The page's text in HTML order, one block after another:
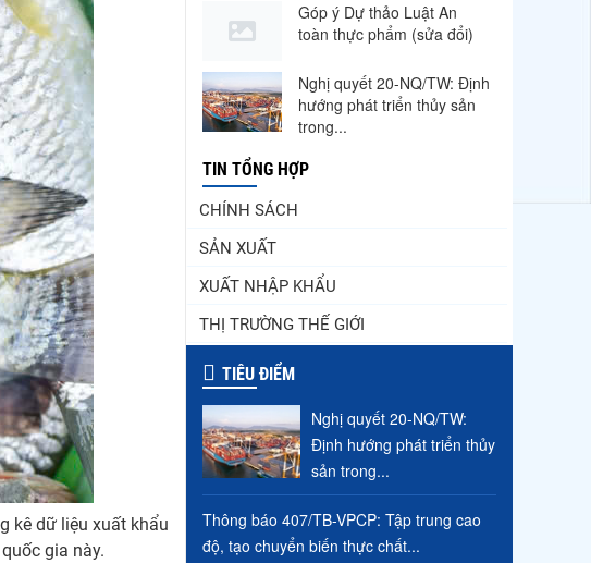
kê dữ liệu xuất khẩu
gia này.
Góp ý Dự thảo Luật An
toàn thực phẩm (sửa đổi)
Nghị quyết 20-NQ/TW: Định
hướng phát triển thủy sản
trong...
Thuế Mục 301 và bài toán
phi Trung Quốc tiếp tục
tăng
Trung Quốc tăng mạnh
nhập khẩu mực, trong khi
nguồn cung...
Thông báo 407/TB-VPCP:
Tập trung cao độ, tạo
chuyển biến...
TIN TỔNG HỢP
CHÍNH SÁCH
SẢN XUẤT
XUẤT NHẬP KHẨU
THỊ TRƯỜNG THẾ GIỚI
TIÊU ĐIỂM
Nghị quyết 20-NQ/TW:
Định hướng phát triển thủy
sản trong...
Thông báo 407/TB-VPCP: Tập trung cao
độ, tạo chuyển biến thực chất...